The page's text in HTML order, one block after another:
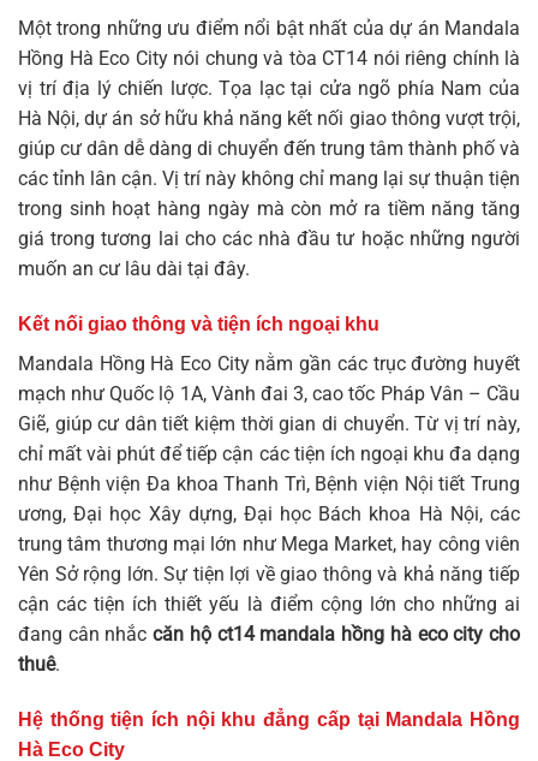
Một trong những ưu điểm nổi bật nhất của dự án Mandala
Hồng Hà Eco City nói chung và tòa CT14 nói riêng chính là
vị trí địa lý chiến lược. Tọa lạc tại cửa ngõ phía Nam của
Hà Nội, dự án sở hữu khả năng kết nối giao thông vượt trội,
giúp cư dân dễ dàng di chuyển đến trung tâm thành phố và
các tỉnh lân cận. Vị trí này không chỉ mang lại sự thuận tiện
trong sinh hoạt hàng ngày mà còn mở ra tiềm năng tăng
giá trong tương lai cho các nhà đầu tư hoặc những người
muốn an cư lâu dài tại đây.
Kết nối giao thông và tiện ích ngoại khu
Mandala Hồng Hà Eco City nằm gần các trục đường huyết
mạch như Quốc lộ 1A, Vành đai 3, cao tốc Pháp Vân – Cầu
Giẽ, giúp cư dân tiết kiệm thời gian di chuyển. Từ vị trí này,
chỉ mất vài phút để tiếp cận các tiện ích ngoại khu đa dạng
như Bệnh viện Đa khoa Thanh Trì, Bệnh viện Nội tiết Trung
ương, Đại học Xây dựng, Đại học Bách khoa Hà Nội, các
trung tâm thương mại lớn như Mega Market, hay công viên
Yên Sở rộng lớn. Sự tiện lợi về giao thông và khả năng tiếp
cận các tiện ích thiết yếu là điểm cộng lớn cho những ai
đang cân nhắccăn hộ ct14 mandala hồng hà eco city cho
thuê.
Hệ thống tiện ích nội khu đẳng cấp tại Mandala Hồng
Hà Eco City